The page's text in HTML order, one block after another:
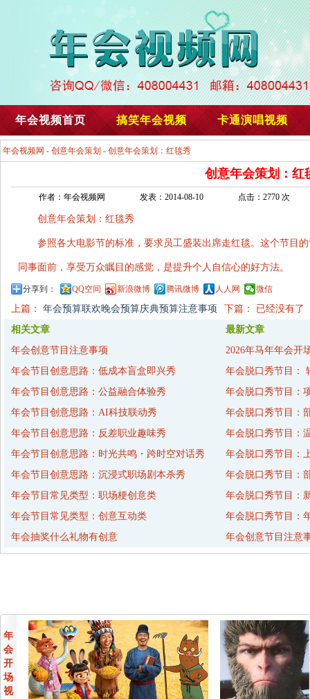
年会视频首页 搞笑年会视频 卡通演唱视频
年会视频网 - 创意年会策划 - 创意年会策划：红毯秀
创意年会策划：红
作者：年会视频网 发表：2014-08-10 点击：2770 次
创意年会策划：红毯秀
参照各大电影节的标准，要求员工盛装出席走红毯。这个节目
同事面前，享受万众瞩目的感觉，是提升个人自信心的好方法。
分享到： QQ空间 新浪微博 腾讯微博 人人网 微信
上篇： 年会预算联欢晚会预算庆典预算注意事项
下篇： 已经没有了
相关文章
最新文章
年会创意节目注意事项
年会节目创意思路：低成本盲盒即兴秀
年会节目创意思路：公益融合体验秀
年会节目创意思路：AI科技联动秀
年会节目创意思路：反差职业趣味秀
年会节目创意思路：时光共鸣・跨时空对话秀
年会节目创意思路：沉浸式职场剧本杀秀
年会节目常见类型：职场梗创意类
年会节目常见类型：创意互动类
年会抽奖什么礼物有创意
2026年马年年会开
年会脱口秀节目：
年会脱口秀节目：
年会脱口秀节目：
年会脱口秀节目：
年会脱口秀节目：
年会脱口秀节目：
年会脱口秀节目：
年会脱口秀节目：
年会创意节目注意
年
会
开
场
视